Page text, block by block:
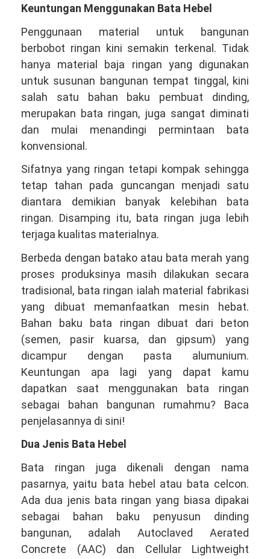
Keuntungan Menggunakan Bata Hebel
Penggunaan material untuk bangunan
berbobot ringan kini semakin terkenal. Tidak
hanya material baja ringan yang digunakan
untuk susunan bangunan tempat tinggal, kini
salah satu bahan baku pembuat dinding,
merupakan bata ringan, juga sangat diminati
dan mulai menandingi permintaan bata
konvensional.
Sifatnya yang ringan tetapi kompak sehingga
tetap tahan pada guncangan menjadi satu
diantara demikian banyak kelebihan bata
ringan. Disamping itu, bata ringan juga lebih
terjaga kualitas materialnya.
Berbeda dengan batako atau bata merah yang
proses produksinya masih dilakukan secara
tradisional, bata ringan ialah material fabrikasi
yang dibuat memanfaatkan mesin hebat.
Bahan baku bata ringan dibuat dari beton
(semen, pasir kuarsa, dan gipsum) yang
dicampur dengan pasta alumunium.
Keuntungan apa lagi yang dapat kamu
dapatkan saat menggunakan bata ringan
sebagai bahan bangunan rumahmu? Baca
penjelasannya di sini!
Dua Jenis Bata Hebel
Bata ringan juga dikenali dengan nama
pasarnya, yaitu bata hebel atau bata celcon.
Ada dua jenis bata ringan yang biasa dipakai
sebagai bahan baku penyusun dinding
bangunan, adalah Autoclaved Aerated
Concrete (AAC) dan Cellular Lightweight